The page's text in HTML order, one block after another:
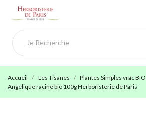
Accueil Les Tisanes Plantes Simples vrac BIO
Angélique racine bio 100g Herboristerie de Paris